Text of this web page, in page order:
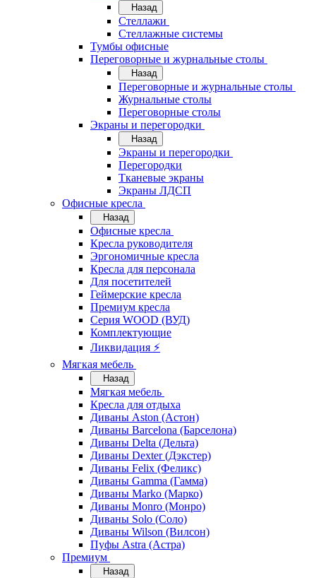
Назад
Стеллажи
Стеллажные системы
Тумбы офисные
Переговорные и журнальные столы
Назад
Переговорные и журнальные столы
Журнальные столы
Переговорные столы
Экраны и перегородки
Назад
Экраны и перегородки
Перегородки
Тканевые экраны
Экраны ЛДСП
Офисные кресла
Назад
Офисные кресла
Кресла руководителя
Эргономичные кресла
Кресла для персонала
Для посетителей
Геймерские кресла
Премиум кресла
Серия WOOD (ВУД)
Комплектующие
Ликвидация ⚡
Мягкая мебель
Назад
Мягкая мебель
Кресла для отдыха
Диваны Aston (Астон)
Диваны Barcelona (Барселона)
Диваны Delta (Дельта)
Диваны Dexter (Дэкстер)
Диваны Felix (Феликс)
Диваны Gamma (Гамма)
Диваны Marko (Марко)
Диваны Monro (Монро)
Диваны Solo (Соло)
Диваны Wilson (Вилсон)
Пуфы Astra (Астра)
Премиум
Назад